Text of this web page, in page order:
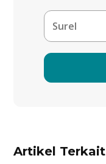
Artikel Terkait